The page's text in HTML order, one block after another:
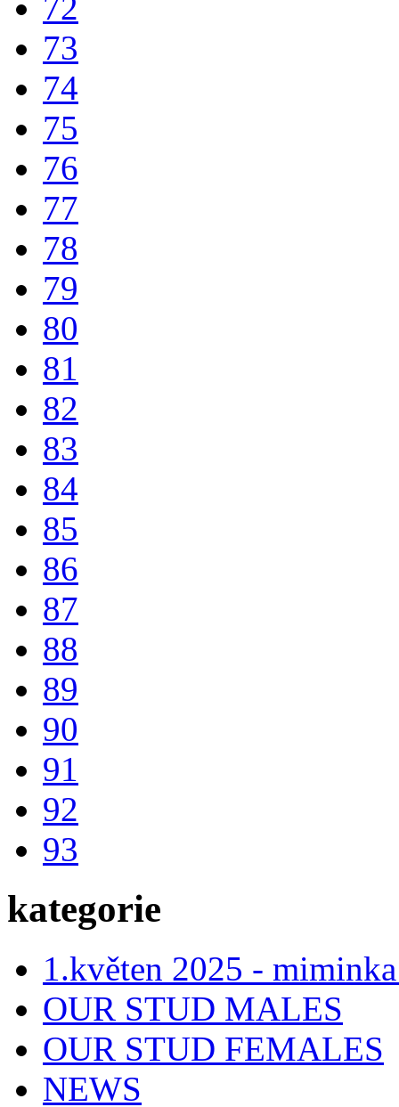
72
73
74
75
76
77
78
79
80
81
82
83
84
85
86
87
88
89
90
91
92
93
kategorie
1.květen 2025 -
OUR STUD MALES
OUR STUD FEMALES
NEWS